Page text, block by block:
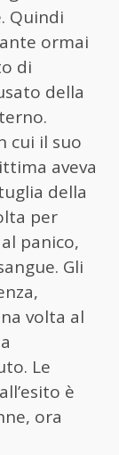
Quindi
ormai
di
della
cui il suo
aveva
della
per
panico,
Gli
volta al
Le
è
ora